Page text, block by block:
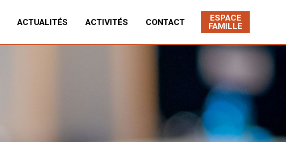
ACTUALITÉS ACTIVITÉS CONTACT
ESPACE
FAMILLE